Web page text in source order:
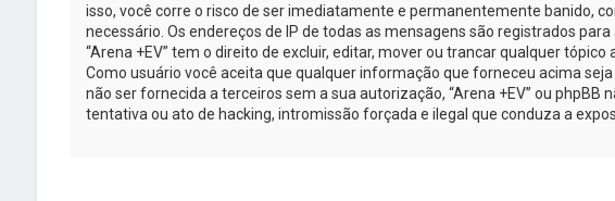
isso, você corre o risco de ser imediatamente e permanentemente banido,
necessário. Os endereços de IP de todas as mensagens são registrados
“Arena +EV” tem o direito de excluir, editar, mover ou trancar qualquer
Como usuário você aceita que qualquer informação que forneceu acima
não ser fornecida a terceiros sem a sua autorização, “Arena +EV” ou
tentativa ou ato de hacking, intromissão forçada e ilegal que conduza a